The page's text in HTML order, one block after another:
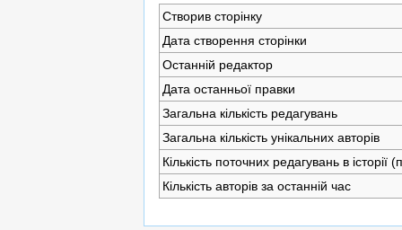
Створив сторінку
Дата створення сторінки
Останній редактор
Дата останньої правки
Загальна кількість редагувань
Загальна кількість унікальних авторів
Кількість поточних редагувань в
Кількість авторів за останній час